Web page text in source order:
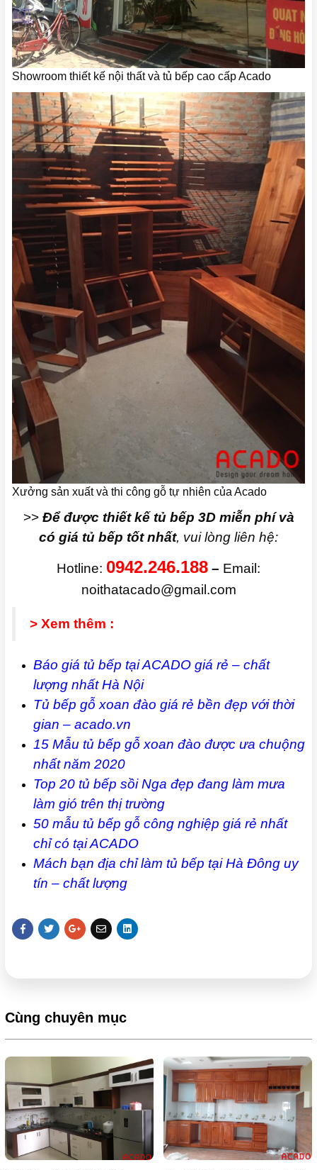
Showroom thiết kế nội thất và tủ bếp cao cấp Acado
Xưởng sản xuất và thi công gỗ tự nhiên của Acado
>>Để được thiết kế tủ bếp 3D miễn phí và
có giá tủ bếp tốt nhất, vui lòng liên hệ:
Hotline: 0942.246.188 – Email:
noithatacado@gmail.com
> Xem thêm :
Báo giá tủ bếp tại ACADO giá rẻ – chất
lượng nhất Hà Nội
Tủ bếp gỗ xoan đào giá rẻ bền đẹp với thời
gian – acado.vn
15 Mẫu tủ bếp gỗ xoan đào được ưa chuộng
nhất năm 2020
Top 20 tủ bếp sồi Nga đẹp đang làm mưa
làm gió trên thị trường
50 mẫu tủ bếp gỗ công nghiệp giá rẻ nhất
chỉ có tại ACADO
Mách bạn địa chỉ làm tủ bếp tại Hà Đông uy
tín – chất lượng
Cùng chuyên mục